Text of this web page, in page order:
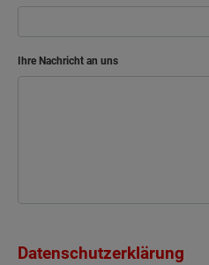
Ihre Nachricht an uns
Datenschutzerklärung